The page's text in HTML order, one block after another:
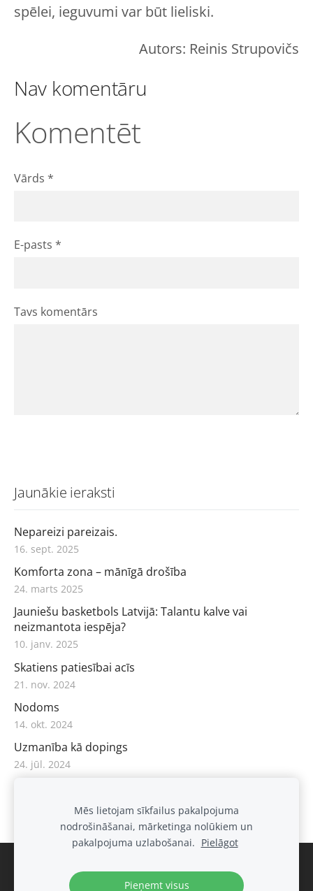
Jaunākie ieraksti
Nepareizi pareizais.
16. sept. 2025
Komforta zona – mānīgā drošība
24. marts 2025
Jauniešu basketbols Latvijā: Talantu kalve vai
neizmantota iespēja?
10. janv. 2025
Skatiens patiesībai acīs
21. nov. 2024
Nodoms
14. okt. 2024
Uzmanība kā dopings
24. jūl. 2024
spēlei, ieguvumi var būt lieliski.
Autors: Reinis Strupovičs
Nav komentāru
Komentēt
Vārds *
E-pasts *
Tavs komentārs
Mēs lietojam sīkfailus pakalpojuma
nodrošināšanai, mārketinga nolūkiem un
pakalpojuma uzlabošanai. Pielāgot
Pieņemt visus